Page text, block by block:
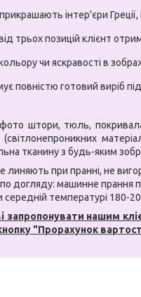
інтер'єри Греції,
трьох позицій клієнт
кольору чи яскравості в
повністю готовий виріб
штори, тюль,
тканину з будь-яким
линяють при пранні, не
догляду: машинне прання
середній температурі 180-
запропонувати нашим
"Прорахунок